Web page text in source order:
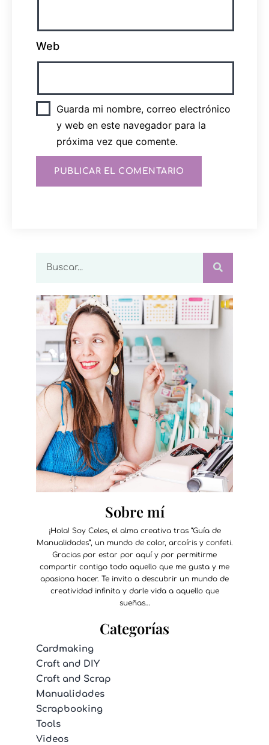
Web
Guarda mi nombre, correo electrónico
y web en este navegador para la
próxima vez que comente.
Sobre mí
¡Hola! Soy Celes, el alma creativa tras “Guía de
Manualidades”, un mundo de color, arcoíris y confeti.
Gracias por estar por aquí y por permitirme
compartir contigo todo aquello que me gusta y me
apasiona hacer. Te invito a descubrir un mundo de
creatividad infinita y darle vida a aquello que
sueñas…
Categorías
Cardmaking
Craft and DIY
Craft and Scrap
Manualidades
Scrapbooking
Tools
Videos